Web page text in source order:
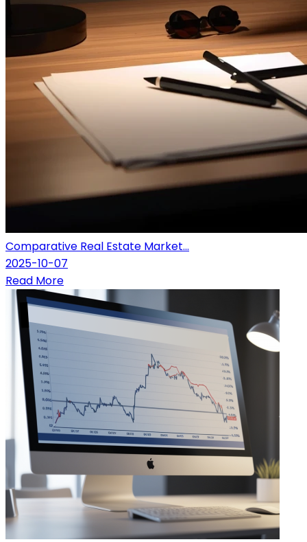
Comparative Real Estate Market...
2025-10-07
Read More